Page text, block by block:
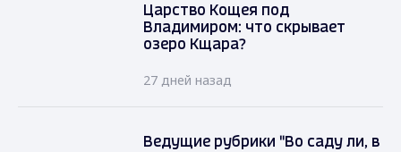
Царство Кощея под
Владимиром: что скрывает
озеро Кщара?
27 дней назад
Ведущие рубрики "Во саду ли, в